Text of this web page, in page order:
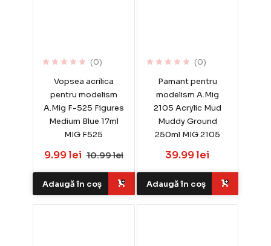
(0)
Vopsea acrilica
pentru modelism
A.Mig F-525 Figures
Medium Blue 17ml
MIG F525
9.99 lei 10.99 lei
Adaugă în coș
(0)
Pamant pentru
modelism A.Mig
2105 Acrylic Mud
Muddy Ground
250ml MIG 2105
39.99 lei
Adaugă în coș